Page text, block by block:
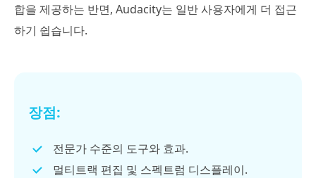
합을 제공하는 반면, Audacity는 일반 사용자에게 더 접근
하기 쉽습니다.
장점:
전문가 수준의 도구와 효과.
멀티트랙 편집 및 스펙트럼 디스플레이.